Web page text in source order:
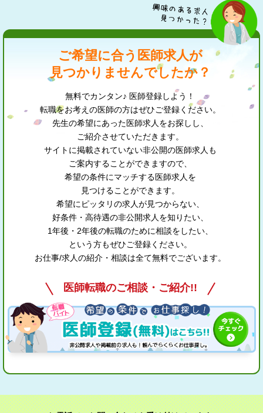
ご希望に合う医師求人が
見つかりませんでしたか？
無料でカンタン♪ 医師登録しよう！
転職をお考えの医師の方はぜひご登録ください。
先生の希望にあった医師求人をお探しし、
ご紹介させていただきます。
サイトに掲載されていない非公開の医師求人も
ご案内することができますので、
希望の条件にマッチする医師求人を
見つけることができます。
希望にピッタリの求人が見つからない、
好条件・高待遇の非公開求人を知りたい、
1年後・2年後の転職のために相談をしたい、
という方もぜひご登録ください。
お仕事/求人の紹介・相談は全て無料でございます。
医師転職のご相談・ご紹介!!